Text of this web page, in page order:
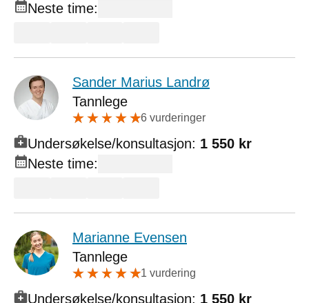
Neste time:
Sander Marius Landrø
Tannlege
6 vurderinger
Undersøkelse/konsultasjon: 1 550 kr
Neste time:
Marianne Evensen
Tannlege
1 vurdering
Undersøkelse/konsultasjon: 1 550 kr